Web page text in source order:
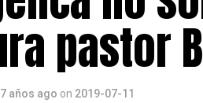
pastor
7 años ago on 2019-07-11